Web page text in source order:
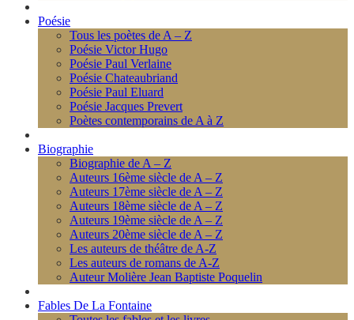
Poésie
Tous les poètes de A – Z
Poésie Victor Hugo
Poésie Paul Verlaine
Poésie Chateaubriand
Poésie Paul Eluard
Poésie Jacques Prevert
Poètes contemporains de A à Z
Biographie
Biographie de A – Z
Auteurs 16ème siècle de A – Z
Auteurs 17ème siècle de A – Z
Auteurs 18ème siècle de A – Z
Auteurs 19ème siècle de A – Z
Auteurs 20ème siècle de A – Z
Les auteurs de théâtre de A-Z
Les auteurs de romans de A-Z
Auteur Molière Jean Baptiste Poquelin
Fables De La Fontaine